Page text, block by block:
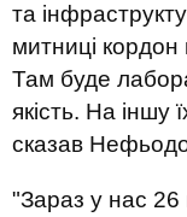
та
митниці кордон
Там буде
якість. На іншу
сказав
"Зараз у нас 26